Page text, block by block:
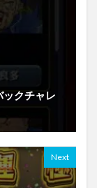
ックチャレ
Next